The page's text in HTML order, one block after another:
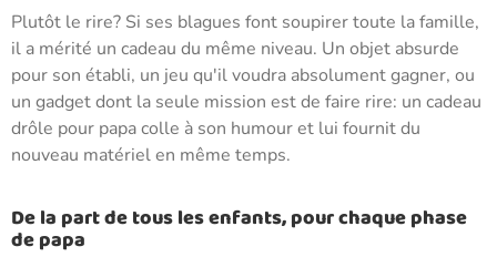
Plutôt le rire? Si ses blagues font soupirer toute la famille,
il a mérité un cadeau du même niveau. Un objet absurde
pour son établi, un jeu qu'il voudra absolument gagner, ou
un gadget dont la seule mission est de faire rire: un cadeau
drôle pour papa colle à son humour et lui fournit du
nouveau matériel en même temps.
De la part de tous les enfants, pour chaque phase
de papa